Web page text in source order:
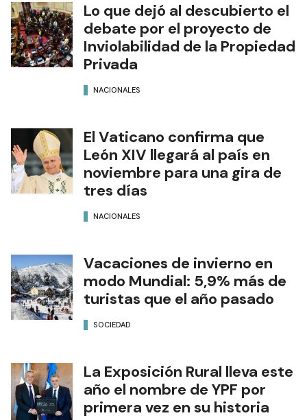
Lo que dejó al descubierto el
debate por el proyecto de
Inviolabilidad de la Propiedad
Privada
NACIONALES
El Vaticano confirma que
León XIV llegará al país en
noviembre para una gira de
tres días
NACIONALES
Vacaciones de invierno en
modo Mundial: 5,9% más de
turistas que el año pasado
SOCIEDAD
La Exposición Rural lleva este
año el nombre de YPF por
primera vez en su historia